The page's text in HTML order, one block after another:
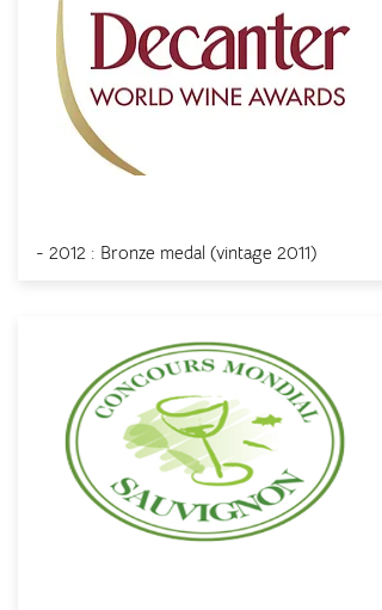
- 2012 : Bronze medal (vintage 2011)